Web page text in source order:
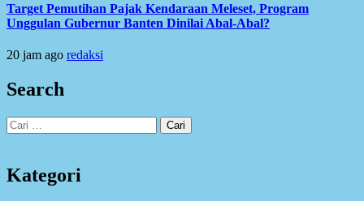
Target Pemutihan Pajak Kendaraan Meleset, Program
Unggulan Gubernur Banten Dinilai Abal-Abal?
20 jam ago redaksi
Search
Cari
untuk:
Kategori